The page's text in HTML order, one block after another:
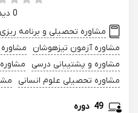
0 دیدگاه
مشاوره تحصیلی و برنامه
مشاوره آزمون تیزهوشان
مشاوره
مشاوره و پشتیبانی درسی
مشاوره تحصیلی علوم انسانی
49 دوره